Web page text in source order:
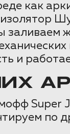
как
и
Super
по